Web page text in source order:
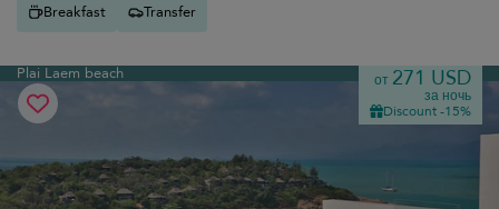
Breakfast Transfer
Plai Laem beach от 271 USD
за ночь
Discount -15%